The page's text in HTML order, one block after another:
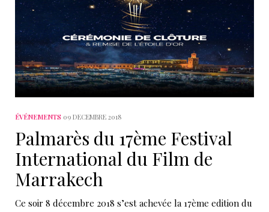
ÉVÉNEMENTS 09 DECEMBRE 2018
Palmarès du 17ème Festival
International du Film de
Marrakech
Ce soir 8 décembre 2018 s’est achevée la 17ème edition du